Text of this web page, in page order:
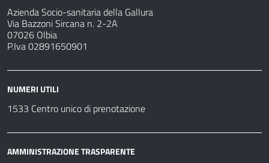
Azienda Socio-sanitaria della Gallura
Via Bazzoni Sircana n. 2-2A
07026 Olbia
P.Iva 02891650901
NUMERI UTILI
1533 Centro unico di prenotazione
AMMINISTRAZIONE TRASPARENTE